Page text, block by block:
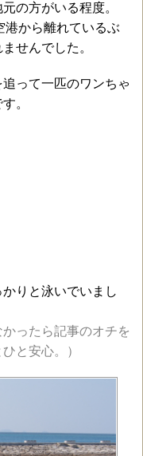
の方がいる程度。
港から離れているぶ
せんでした。
って一匹のワンちゃ
。
りと泳いでいまし
ったら記事のオチを
と安心。）